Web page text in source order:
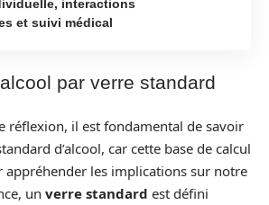
interactions
et suivi médical
par verre standard
réflexion, il est fondamental de savoir
d’alcool, car cette base de calcul
appréhender les implications sur notre
un verre standard est défini